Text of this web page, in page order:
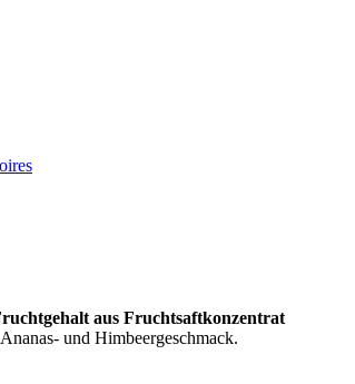
aus Fruchtsaftkonzentrat
und Himbeergeschmack.